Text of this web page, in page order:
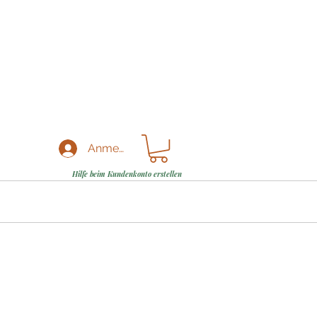
Anmelden
Hilfe beim Kundenkonto erstellen